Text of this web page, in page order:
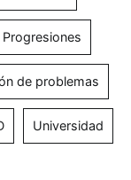
Progresiones
de problemas
Universidad